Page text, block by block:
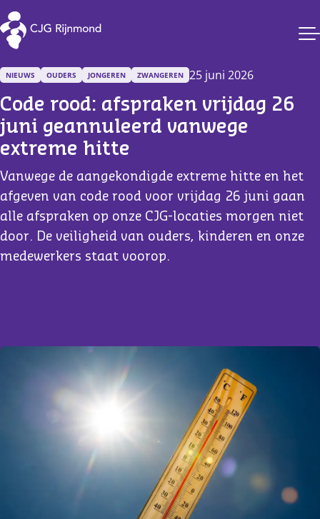
CJG Rijnmond
NIEUWS OUDERS JONGEREN ZWANGEREN 25 juni 2026
Code rood: afspraken vrijdag 26
juni geannuleerd vanwege
extreme hitte
Vanwege de aangekondigde extreme hitte en het
afgeven van code rood voor vrijdag 26 juni gaan
alle afspraken op onze CJG-locaties morgen niet
door. De veiligheid van ouders, kinderen en onze
medewerkers staat voorop.